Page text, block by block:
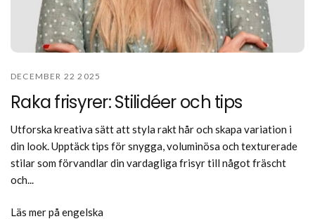
DECEMBER 22 2025
Raka frisyrer: Stilidéer och tips
Utforska kreativa sätt att styla rakt hår och skapa variation i
din look. Upptäck tips för snygga, voluminösa och texturerade
stilar som förvandlar din vardagliga frisyr till något fräscht
och...
Läs mer på engelska